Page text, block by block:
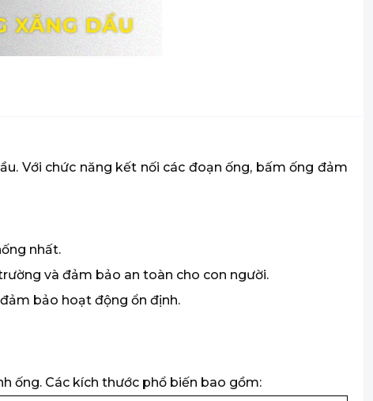
Với chức năng kết nối các đoạn ống, bấm ống đảm
nhất.
và đảm bảo an toàn cho con người.
bảo hoạt động ổn định.
ống. Các kích thước phổ biến bao gồm: